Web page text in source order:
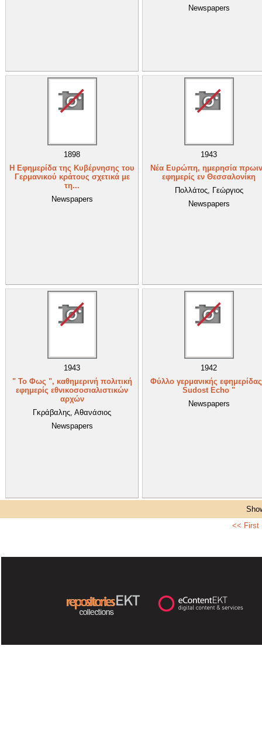
Newspapers
1898
Η Εφημερίδα της Κυβέρνησης του
Γερμανικού κράτους σχετικά με
τη...
Newspapers
1943
Νέα Ευρώπη, ημερησία
εφημερίς εν Θεσσαλονίκη
Πολλάτος, Γεώργιος
Newspapers
1943
" Το Φως ", καθημερινή πολιτική
εφημερίς εθνικοσοσιαλιστικών
αρχών
Γκράβαλης, Αθανάσιος
Newspapers
1942
Φύλλο γερμανικής
Sudost Echo "
Newspapers
<< First